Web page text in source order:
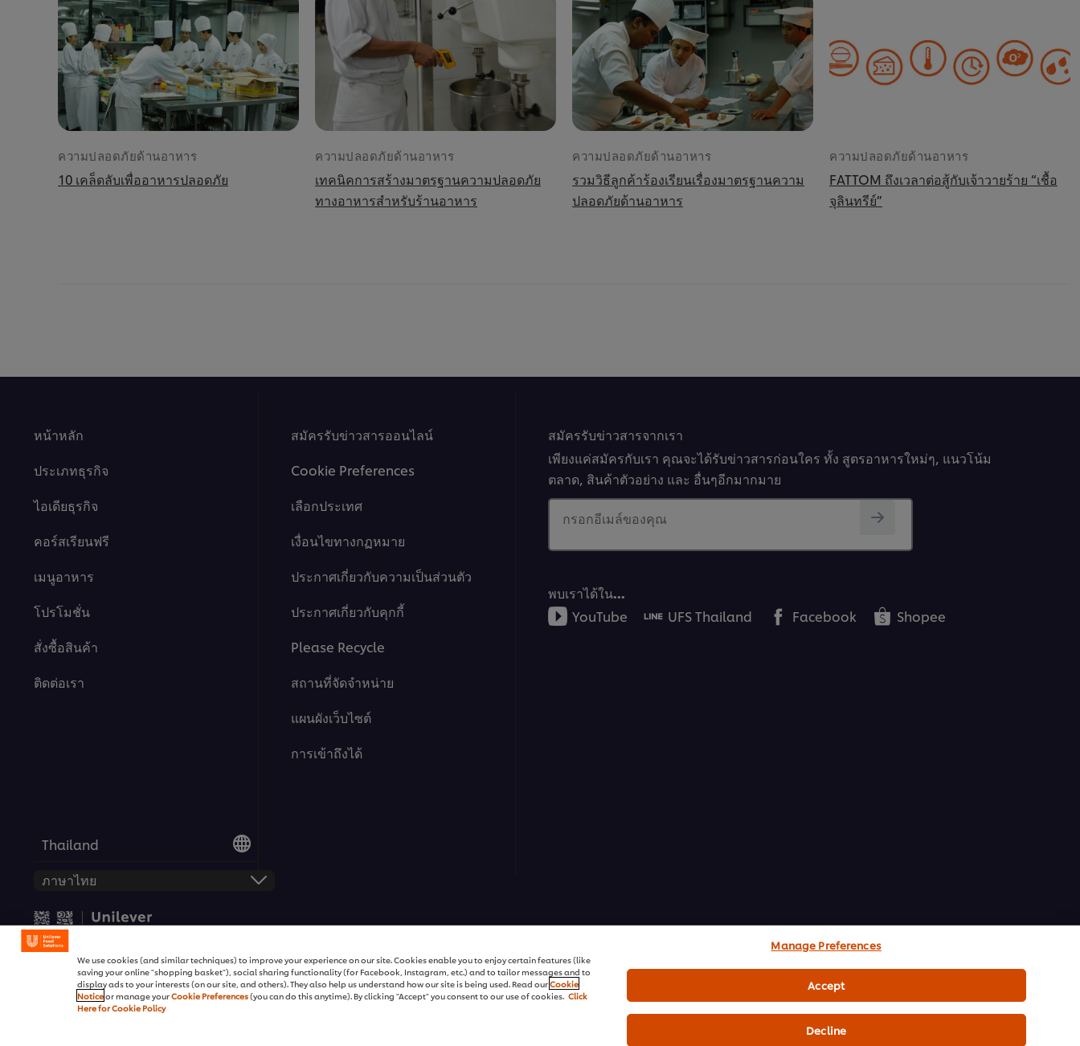
ความปลอดภัยด้านอาหาร
10 เคล็ดลับเพื่ออาหารปลอดภัย
ความปลอดภัยด้านอาหาร
เทคนิคการสร้างมาตรฐานความปลอดภัย
ทางอาหารสำหรับร้านอาหาร
ความปลอดภัยด้านอาหาร
รวมวิธีลูกค้าร้องเรียนเรื่องมาตรฐานความ
ปลอดภัยด้านอาหาร
ความปลอดภัยด้านอาหาร
FATTOM ถึงเวลาต่อสู้กับเจ้าวายร้าย “เชื้อ
จุลินทรีย์”
หน้าหลัก
ประเภทธุรกิจ
ไอเดียธุรกิจ
คอร์สเรียนฟรี
เมนูอาหาร
โปรโมชั่น
สั่งซื้อสินค้า
ติดต่อเรา
สมัครรับข่าวสารออนไลน์
Cookie Preferences
เลือกประเทศ
เงื่อนไขทางกฏหมาย
ประกาศเกี่ยวกับความเป็นส่วนตัว
ประกาศเกี่ยวกับคุกกี้
Please Recycle
สถานที่จัดจำหน่าย
แผนผังเว็บไซต์
การเข้าถึงได้
สมัครรับข่าวสารจากเรา
เพียงแค่สมัครกับเรา คุณจะได้รับข่าวสารก่อนใคร ทั้ง สูตรอาหารใหม่ๆ, แนวโน้ม
ตลาด, สินค้าตัวอย่าง และ อื่นๆอีกมากมาย
กรอกอีเมล์ของคุณ
พบเราได้ใน…
YouTube
UFS Thailand Facebook Shopee
Thailand
We use cookies (and similar techniques) to improve your experience on our site. Cookies enable you to enjoy certain features (like
saving your online "shopping basket"), social sharing functionality (for Facebook, Instagram, etc.) and to tailor messages and to
display ads to your interests (on our site, and others). They also help us understand how our site is being used. Read ourCookie
Noticeor manage yourCookie Preferences(you can do this anytime). By clicking "Accept" you consent to our use of cookies. Click
Here for Cookie Policy
Manage Preferences
Decline
Accept